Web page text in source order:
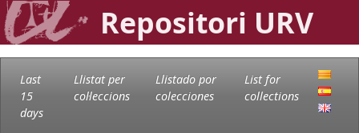
Repositori URV
Last
15
days
Llistat per
col·leccions
Llistado por
colecciones
List for
collections